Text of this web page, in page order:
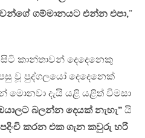
ගම්මානයට එන්න එපා,”
කාන්තාවන් දෙදෙනෙකු
වූ පුද්ගලයෝ දෙදෙනෙක්
මොනවා දැයි යළි යළිත් විමසා
බලන්න දෙයක් නැහැ” යි
පදිංචි කරන එක ගැන කවුරු හරි